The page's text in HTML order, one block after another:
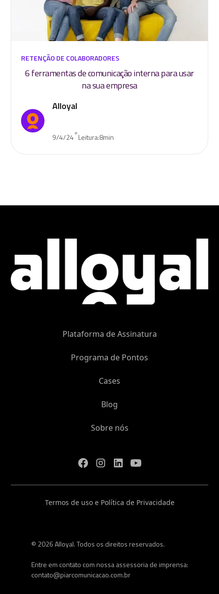
RETENÇÃO DE COLABORADORES
6 ferramentas de comunicação interna para usar
na sua empresa
Alloyal
9/4/24•Leitura:8min
Plataforma de Assinatura
Programa de Pontos
Cases
Blog
Sobre nós
© 2026 Alloyal. Todos os direitos reservados.
Entre em contato com nossa assessoria de imprensa:
contato@piarcomunicacao.com.br
Termos de uso e Política de Privacidade